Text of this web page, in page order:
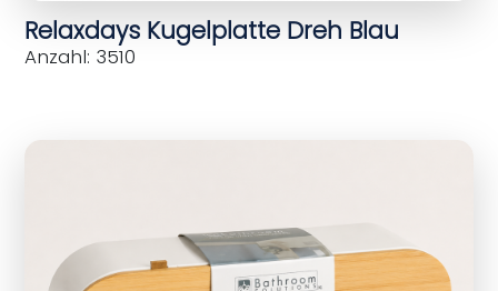
Relaxdays Kugelplatte Dreh Blau
Anzahl: 3510